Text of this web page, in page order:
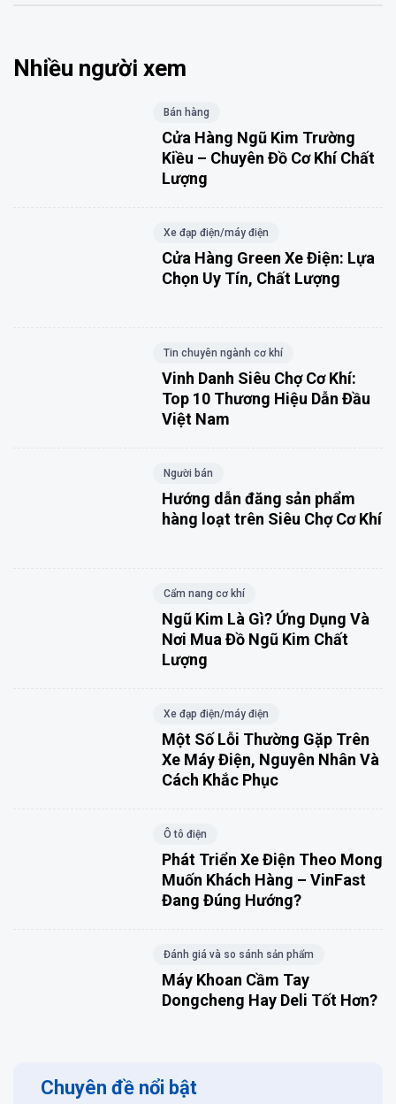
Nhiều người xem
Bán hàng
Cửa Hàng Ngũ Kim Trường
Kiều – Chuyên Đồ Cơ Khí Chất
Lượng
Xe đạp điện/máy điện
Cửa Hàng Green Xe Điện: Lựa
Chọn Uy Tín, Chất Lượng
Tin chuyên ngành cơ khí
Vinh Danh Siêu Chợ Cơ Khí:
Top 10 Thương Hiệu Dẫn Đầu
Việt Nam
Người bán
Hướng dẫn đăng sản phẩm
hàng loạt trên Siêu Chợ Cơ Khí
Cẩm nang cơ khí
Ngũ Kim Là Gì? Ứng Dụng Và
Nơi Mua Đồ Ngũ Kim Chất
Lượng
Xe đạp điện/máy điện
Một Số Lỗi Thường Gặp Trên
Xe Máy Điện, Nguyên Nhân Và
Cách Khắc Phục
Ô tô điện
Phát Triển Xe Điện Theo Mong
Muốn Khách Hàng – VinFast
Đang Đúng Hướng?
Đánh giá và so sánh sản phẩm
Máy Khoan Cầm Tay
Dongcheng Hay Deli Tốt Hơn?
Chuyên đề nổi bật